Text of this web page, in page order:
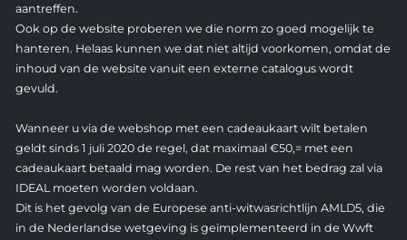
aantreffen.
Ook op de website proberen we die norm zo goed mogelijk te
hanteren. Helaas kunnen we dat niet altijd voorkomen, omdat de
inhoud van de website vanuit een externe catalogus wordt
gevuld.
Wanneer u via de webshop met een cadeaukaart wilt betalen
geldt sinds 1 juli 2020 de regel, dat maximaal €50,= met een
cadeaukaart betaald mag worden. De rest van het bedrag zal via
IDEAL moeten worden voldaan.
Dit is het gevolg van de Europese anti-witwasrichtlijn AMLD5, die
in de Nederlandse wetgeving is geïmplementeerd in de Wwft